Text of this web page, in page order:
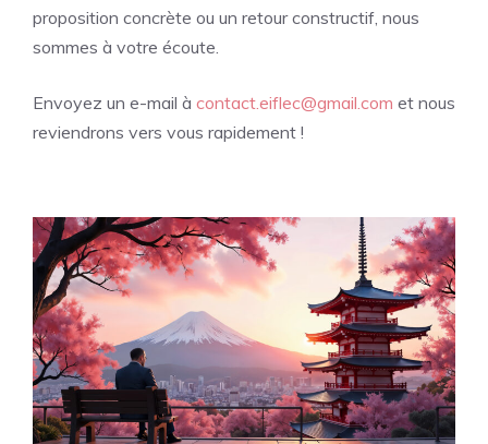
proposition concrète ou un retour constructif, nous
sommes à votre écoute.
Envoyez un e-mail à contact.eiflec@gmail.com et nous
reviendrons vers vous rapidement !